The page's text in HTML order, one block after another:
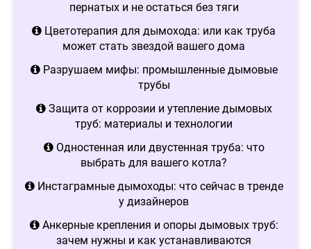
пернатых и не остаться без тяги
Цветотерапия для дымохода: или как труба
может стать звездой вашего дома
Разрушаем мифы: промышленные дымовые
трубы
Защита от коррозии и утепление дымовых
труб: материалы и технологии
Одностенная или двустенная труба: что
выбрать для вашего котла?
Инстаграмные дымоходы: что сейчас в тренде
у дизайнеров
Анкерные крепления и опоры дымовых труб:
зачем нужны и как устанавливаются